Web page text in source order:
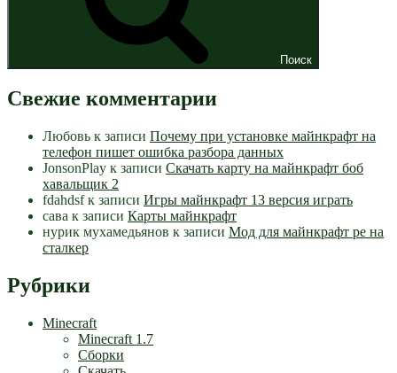
Поиск
Свежие комментарии
Любовь к записи Почему при установке майнкрафт на
телефон пишет ошибка разбора данных
JonsonPlay к записи Скачать карту на майнкрафт боб
хавальщик 2
fdahdsfк записи Игры майнкрафт 13 версия играть
сава к записи Карты майнкрафт
нурик мухамедьянов к записи Мод для майнкрафт pe на
сталкер
Рубрики
Minecraft
Minecraft 1.7
Сборки